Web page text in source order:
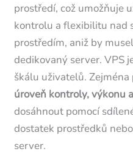
prostředí, což umožňuje
kontrolu a flexibilitu nad
prostředím, aniž by
dedikovaný server. VPS
škálu uživatelů.
úroveň kontroly, výkonu
dosáhnout pomocí
dostatek prostředků
server.